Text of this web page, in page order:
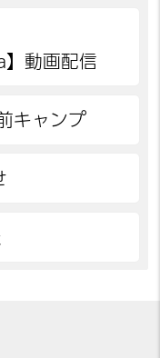
動画配信
キャンプ